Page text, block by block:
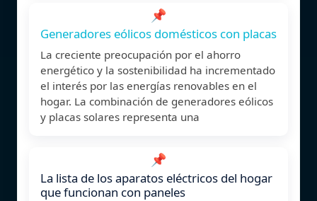
📌
Generadores eólicos domésticos con placas
La creciente preocupación por el ahorro
energético y la sostenibilidad ha incrementado
el interés por las energías renovables en el
hogar. La combinación de generadores eólicos
y placas solares representa una
📌
La lista de los aparatos eléctricos del hogar
que funcionan con paneles